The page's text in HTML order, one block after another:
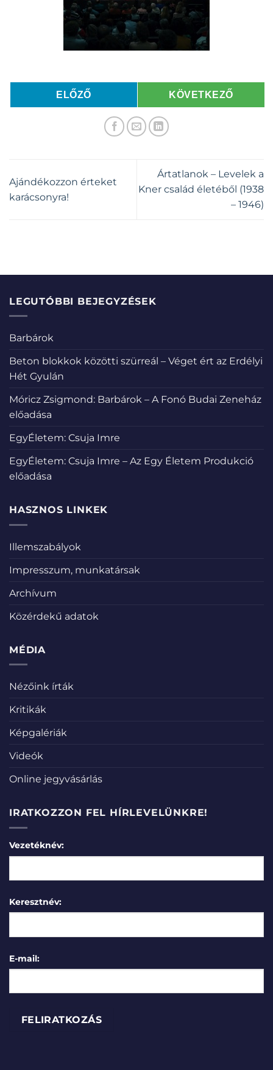
ELŐZŐ KÖVETKEZŐ
Ajándékozzon érteket
karácsonyra!
Ártatlanok – Levelek a
Kner család életéből (1938
– 1946)
LEGUTÓBBI BEJEGYZÉSEK
Barbárok
Beton blokkok közötti szürreál – Véget ért az Erdélyi
Hét Gyulán
Móricz Zsigmond: Barbárok – A Fonó Budai Zeneház
előadása
EgyÉletem: Csuja Imre
EgyÉletem: Csuja Imre – Az Egy Életem Produkció
előadása
HASZNOS LINKEK
Illemszabályok
Impresszum, munkatársak
Archívum
Közérdekű adatok
MÉDIA
Nézőink írták
Kritikák
Képgalériák
Videók
Online jegyvásárlás
IRATKOZZON FEL HÍRLEVELÜNKRE!
Vezetéknév:
Keresztnév:
E-mail: